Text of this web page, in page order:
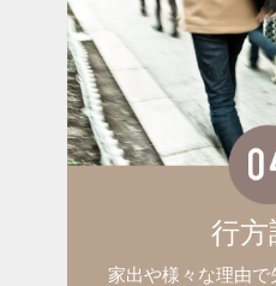
行方
家出や様々な理由で